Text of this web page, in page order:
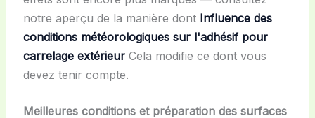
notre aperçu de la manière dont Influence des
conditions météorologiques sur l'adhésif pour
carrelage extérieurCela modifie ce dont vous
devez tenir compte.
Meilleures conditions et préparation des surfaces